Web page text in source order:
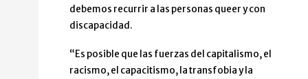
debemos recurrir a las personas queer y con
discapacidad.
“Es posible que las fuerzas del capitalismo, el
racismo, el capacitismo, la transfobia y la